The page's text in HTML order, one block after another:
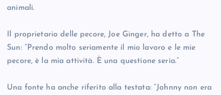
animali.
Il proprietario delle pecore, Joe Ginger, ha detto a The
Sun: “Prendo molto seriamente il mio lavoro e le mie
pecore, è la mia attività. È una questione seria.”
Una fonte ha anche riferito alla testata: “Johnny non era